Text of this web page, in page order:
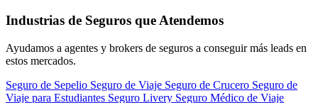
Industrias de Seguros que Atendemos
Ayudamos a agentes y brokers de seguros a conseguir más leads en
estos mercados.
Seguro de Sepelio Seguro de Viaje Seguro de Crucero Seguro de
Viaje para Estudiantes Seguro Livery Seguro Médico de Viaje